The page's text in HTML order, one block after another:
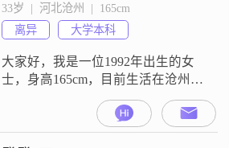
33岁  |  河北沧州  |  165cm
离异
大学本科
大家好，我是一位1992年出生的女
士，身高165cm，目前生活在沧州
##3002##我拥有大学本科学历，月
收入在3001到5000元之间##3002##
我性格直率真诚，乐观积极，喜欢